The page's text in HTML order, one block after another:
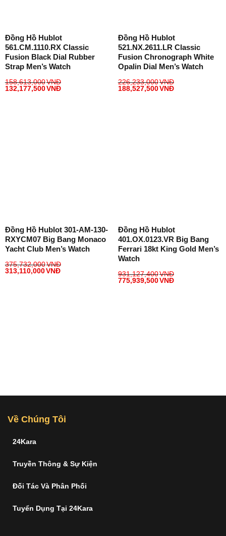
Đồng Hồ Hublot
561.CM.1110.RX Classic
Fusion Black Dial Rubber
Strap Men’s Watch
158,613,000VNĐ
132,177,500VNĐ
Đồng Hồ Hublot
521.NX.2611.LR Classic
Fusion Chronograph White
Opalin Dial Men’s Watch
226,233,000VNĐ
188,527,500VNĐ
Đồng Hồ Hublot 301-AM-130-
RXYCM07 Big Bang Monaco
Yacht Club Men’s Watch
375,732,000VNĐ
313,110,000VNĐ
Đồng Hồ Hublot
401.OX.0123.VR Big Bang
Ferrari 18kt King Gold Men’s
Watch
931,127,400VNĐ
775,939,500VNĐ
Về Chúng Tôi
24Kara
Truyền Thông & Sự Kiện
Đối Tác Và Phân Phối
Tuyển Dụng Tại 24Kara